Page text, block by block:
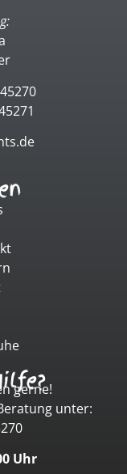
gerne!
unter:
Uhr